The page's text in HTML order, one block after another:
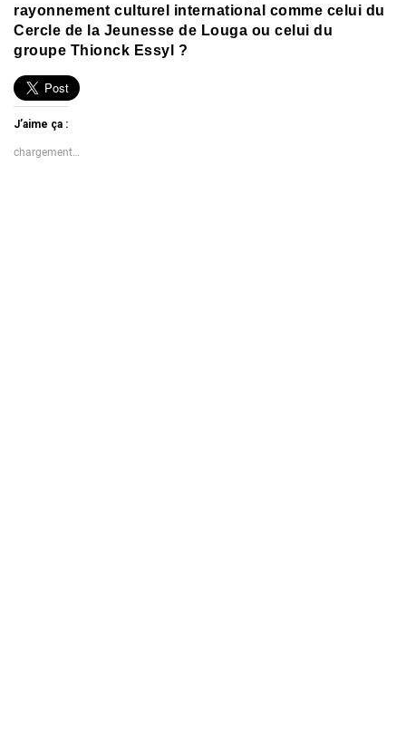
rayonnement culturel international comme celui du
Cercle de la Jeunesse de Louga ou celui du
groupe Thionck Essyl ?
J’aime ça :
chargement…